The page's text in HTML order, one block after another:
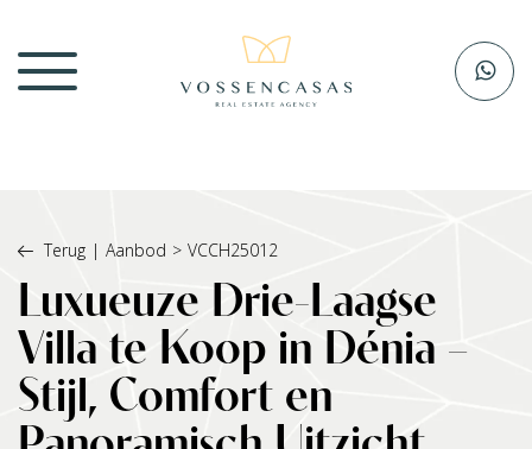
Terug | Aanbod > VCCH25012
Luxueuze Drie-Laagse
Villa te Koop in Dénia –
Stijl, Comfort en